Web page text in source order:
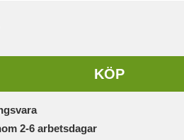
KÖP
2-6 arbetsdagar